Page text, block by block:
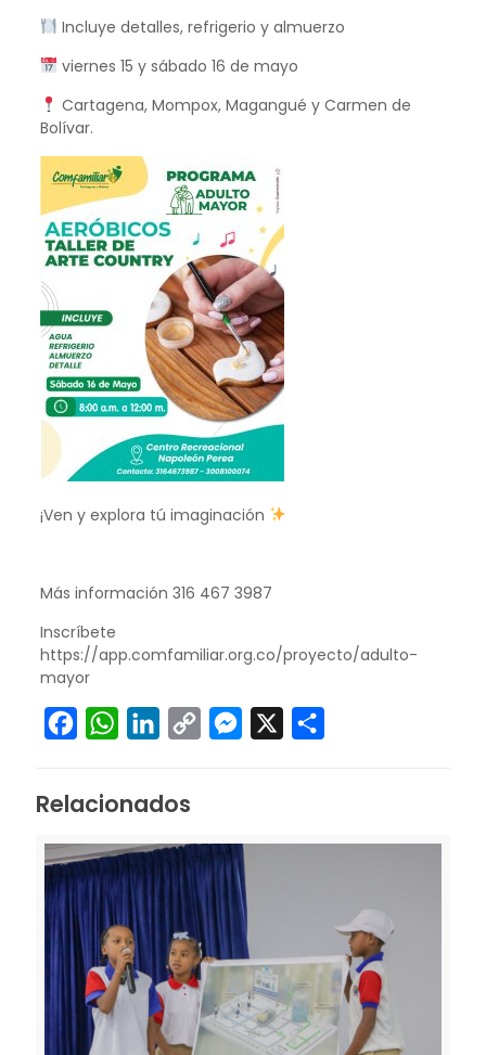
Incluye detalles, refrigerio y almuerzo
viernes 15 y sábado 16 de mayo
Cartagena, Mompox, Magangué y Carmen de
Bolívar.
¡Ven y explora tú imaginación
Más información 316 467 3987
Inscríbete
https://app.comfamiliar.org.co/proyecto/adulto-
mayor
FacebookWhatsAppLinkedIn
Copy
Messenger
Relacionados